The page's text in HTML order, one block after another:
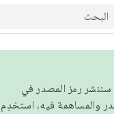
سننشر رمز المصدر في